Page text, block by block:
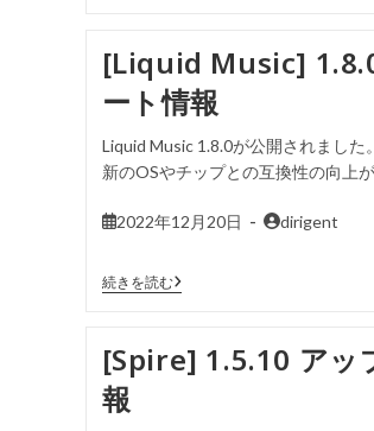
[Liquid Music]
ート情報
Liquid Music 1.8.0が公開されました
新のOSやチップとの互換性の向上
2022年12月20日 dirigent
続きを読む
[Spire] 1.5.10 アッ
報